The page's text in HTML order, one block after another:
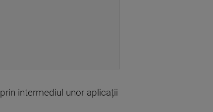
intermediul unor aplicații